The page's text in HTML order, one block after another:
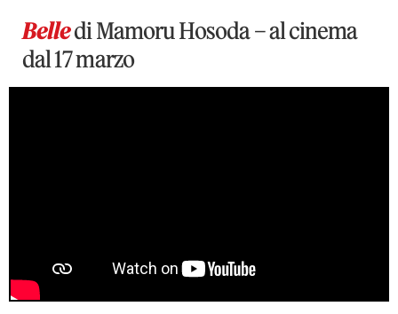
Belledi Mamoru Hosoda – al cinema
dal 17 marzo